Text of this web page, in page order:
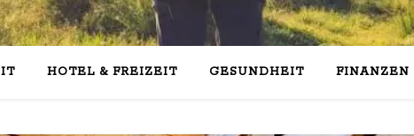
HOTEL & FREIZEIT GESUNDHEIT FINANZEN